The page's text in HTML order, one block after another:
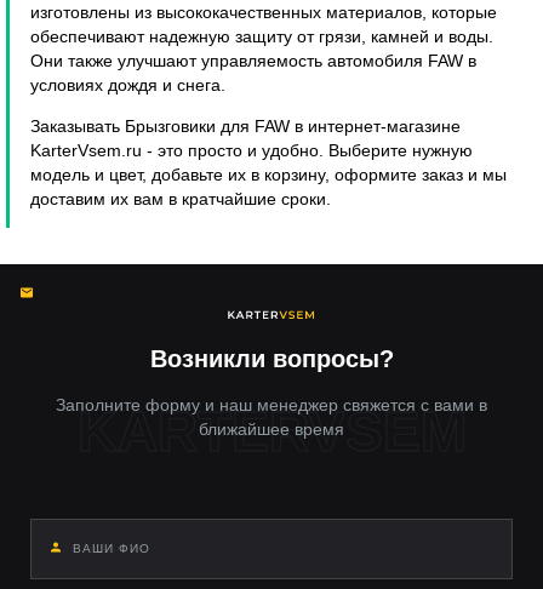
изготовлены из высококачественных материалов, которые
обеспечивают надежную защиту от грязи, камней и воды.
Они также улучшают управляемость автомобиля FAW в
условиях дождя и снега.
Заказывать Брызговики для FAW в интернет-магазине
KarterVsem.ru - это просто и удобно. Выберите нужную
модель и цвет, добавьте их в корзину, оформите заказ и мы
доставим их вам в кратчайшие сроки.
Возникли вопросы?
Заполните форму и наш менеджер свяжется с вами в
ближайшее время